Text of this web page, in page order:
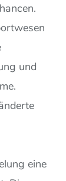
und
eine